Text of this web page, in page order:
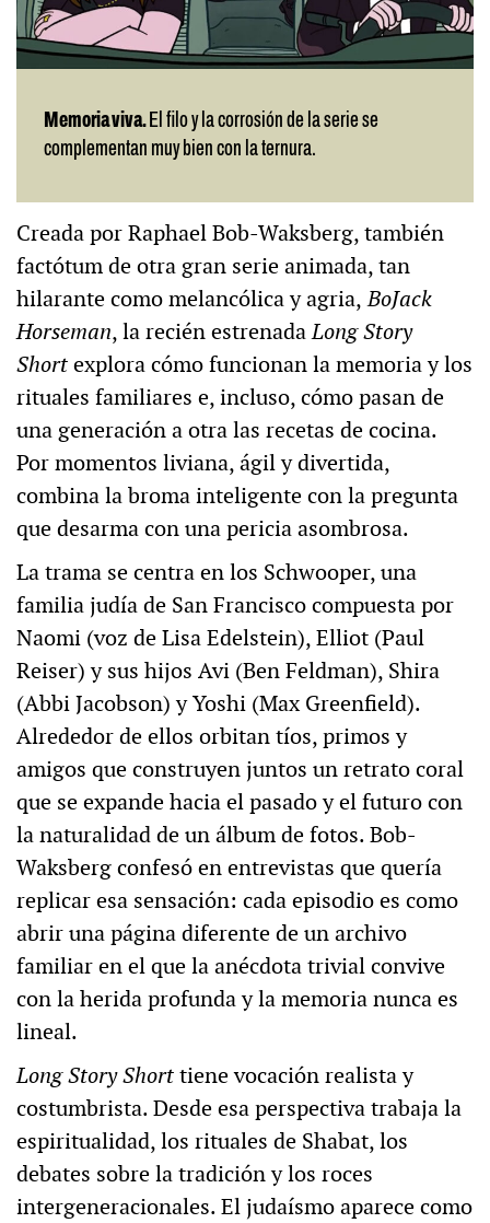
Memoria viva. El filo y la corrosión de la serie se
complementan muy bien con la ternura.
Creada por Raphael Bob-Waksberg, también
factótum de otra gran serie animada, tan
hilarante como melancólica y agria,BoJack
Horseman, la recién estrenadaLong Story
Shortexplora cómo funcionan la memoria y los
rituales familiares e, incluso, cómo pasan de
una generación a otra las recetas de cocina.
Por momentos liviana, ágil y divertida,
combina la broma inteligente con la pregunta
que desarma con una pericia asombrosa.
La trama se centra en los Schwooper, una
familia judía de San Francisco compuesta por
Naomi (voz de Lisa Edelstein), Elliot (Paul
Reiser) y sus hijos Avi (Ben Feldman), Shira
(Abbi Jacobson) y Yoshi (Max Greenfield).
Alrededor de ellos orbitan tíos, primos y
amigos que construyen juntos un retrato coral
que se expande hacia el pasado y el futuro con
la naturalidad de un álbum de fotos. Bob-
Waksberg confesó en entrevistas que quería
replicar esa sensación: cada episodio es como
abrir una página diferente de un archivo
familiar en el que la anécdota trivial convive
con la herida profunda y la memoria nunca es
lineal.
Long Story Shorttiene vocación realista y
costumbrista. Desde esa perspectiva trabaja la
espiritualidad, los rituales de Shabat, los
debates sobre la tradición y los roces
intergeneracionales. El judaísmo aparece como